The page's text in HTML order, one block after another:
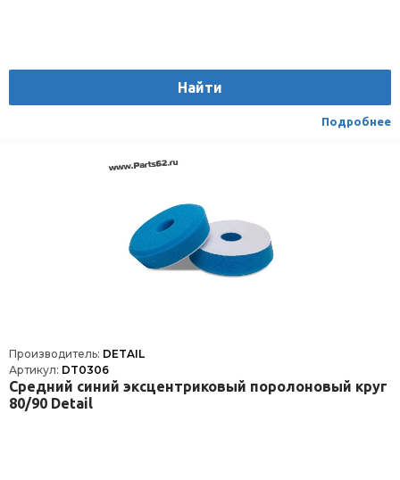
Найти
Подробнее
Производитель: DETAIL
Артикул: DT0306
Средний синий эксцентриковый поролоновый круг
80/90 Detail